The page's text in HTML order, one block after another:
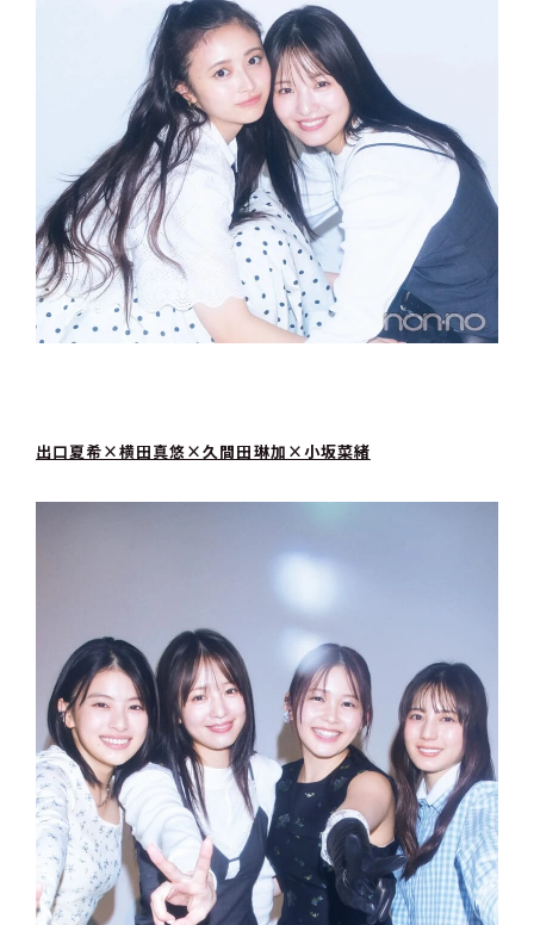
出口夏希×横田真悠×久間田琳加×小坂菜緒